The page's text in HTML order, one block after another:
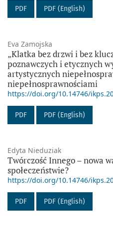
PDF PDF (English)
Eva Zamojska
„Klatka bez drzwi i bez
poznawczych i etycznych
artystycznych
niepełnosprawnościami
https://doi.org/10.14746/
PDF PDF (English)
Edyta Nieduziak
Twórczość Innego – nowa
społeczeństwie?
https://doi.org/10.14746/
PDF PDF (English)